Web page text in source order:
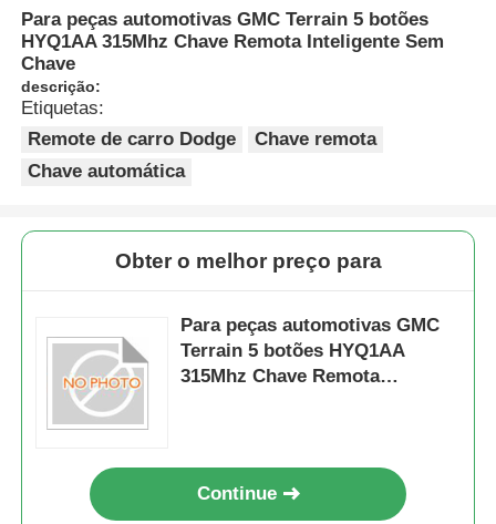
Para peças automotivas GMC Terrain 5 botões
HYQ1AA 315Mhz Chave Remota Inteligente Sem
Chave
descrição:
Etiquetas:
Remote de carro Dodge
Chave remota
Chave automática
Obter o melhor preço para
Para peças automotivas GMC
Terrain 5 botões HYQ1AA
315Mhz Chave Remota
Continue